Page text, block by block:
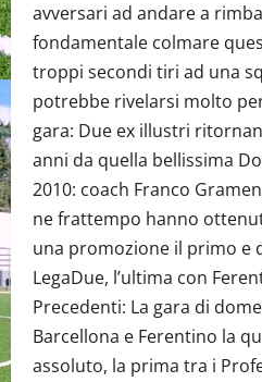
avversari ad andare a
fondamentale colmare
troppi secondi tiri ad una
potrebbe rivelarsi molto
gara: Due ex illustri
anni da quella bellissima
2010: coach Franco
ne frattempo hanno
una promozione il primo e
LegaDue, l’ultima con
Precedenti: La gara di
Barcellona e Ferentino la
assoluto, la prima tra i